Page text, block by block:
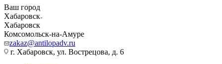
Ваш город
Хабаровск
Хабаровск
Комсомольск-на-Амуре
zakaz@antilopadv.ru
г. Хабаровск, ул. Вострецова, д. 6